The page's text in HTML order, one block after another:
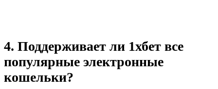
4. Поддерживает ли 1хбет все
популярные электронные
кошельки?